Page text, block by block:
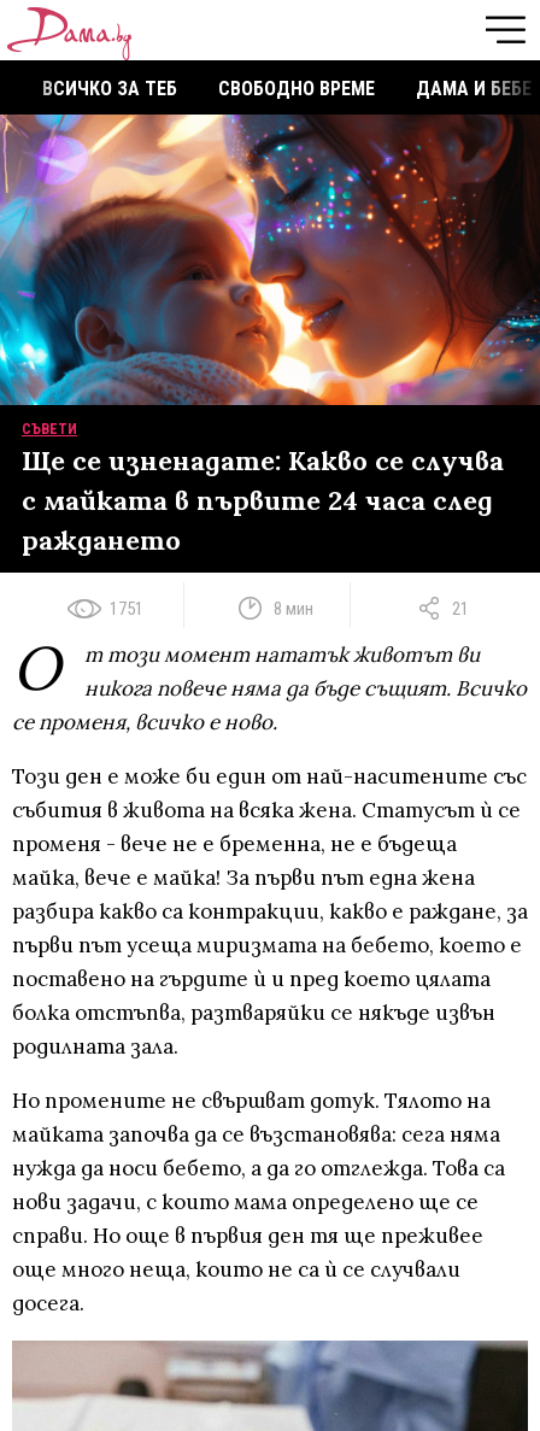
ВСИЧКО ЗА ТЕБ СВОБОДНО ВРЕМЕ ДАМА И БЕБЕ
СЪВЕТИ
Ще се изненадате: Какво се случва
с майката в първите 24 часа след
раждането
1751 8 мин 21
О
т този момент нататък животът ви
никога повече няма да бъде същият. Всичко
се променя, всичко е ново.
Този ден е може би един от най-наситените със
събития в живота на всяка жена. Статусът ѝ се
променя - вече не е бременна, не е бъдеща
майка, вече е майка! За първи път една жена
разбира какво са контракции, какво е раждане, за
първи път усеща миризмата на бебето, което е
поставено на гърдите ѝ и пред което цялата
болка отстъпва, разтваряйки се някъде извън
родилната зала.
Но промените не свършват дотук. Тялото на
майката започва да се възстановява: сега няма
нужда да носи бебето, а да го отглежда. Това са
нови задачи, с които мама определено ще се
справи. Но още в първия ден тя ще преживее
още много неща, които не са ѝ се случвали
досега.